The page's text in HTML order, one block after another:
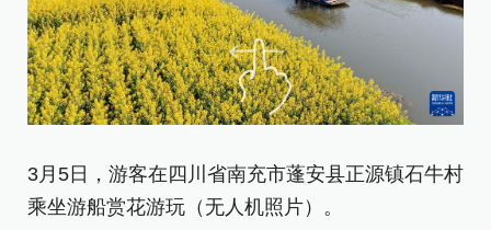
3月5日，游客在四川省南充市蓬安县正源镇石牛村
乘坐游船赏花游玩（无人机照片）。